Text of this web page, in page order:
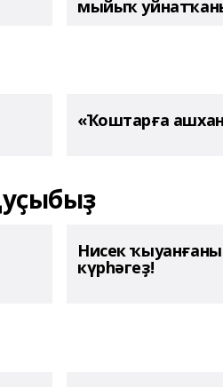
мыйыҡ
«Ҡоштарға
Нисек
күрһәгеҙ!